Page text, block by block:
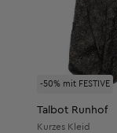
-50% mit FESTIVE
Talbot Runhof
Kurzes Kleid